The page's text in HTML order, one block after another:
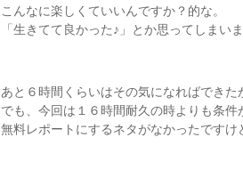
こんなに楽しくていいんですか？的な。
「生きてて良かった♪」とか思ってしまいま
あと６時間くらいはその気になればできた
でも、今回は１６時間耐久の時よりも条件
無料レポートにするネタがなかったです